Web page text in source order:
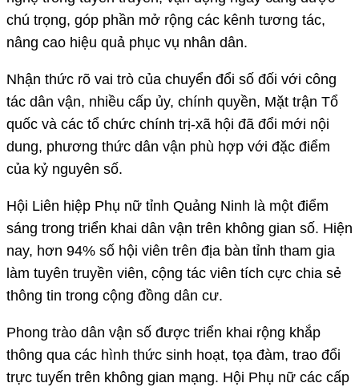
chú trọng, góp phần mở rộng các kênh tương tác,
nâng cao hiệu quả phục vụ nhân dân.
Nhận thức rõ vai trò của chuyển đổi số đối với công
tác dân vận, nhiều cấp ủy, chính quyền, Mặt trận Tổ
quốc và các tổ chức chính trị-xã hội đã đổi mới nội
dung, phương thức dân vận phù hợp với đặc điểm
của kỷ nguyên số.
Hội Liên hiệp Phụ nữ tỉnh Quảng Ninh là một điểm
sáng trong triển khai dân vận trên không gian số. Hiện
nay, hơn 94% số hội viên trên địa bàn tỉnh tham gia
làm tuyên truyền viên, cộng tác viên tích cực chia sẻ
thông tin trong cộng đồng dân cư.
Phong trào dân vận số được triển khai rộng khắp
thông qua các hình thức sinh hoạt, tọa đàm, trao đổi
trực tuyến trên không gian mạng. Hội Phụ nữ các cấp